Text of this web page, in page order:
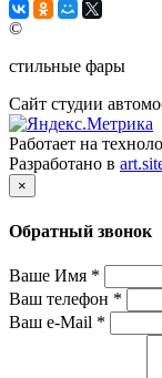
©
стильные фары
Сайт студии
Работает на
Разработано в
×
Обратный звонок
Ваше Имя *
Ваш телефон *
Ваш e-Mail *